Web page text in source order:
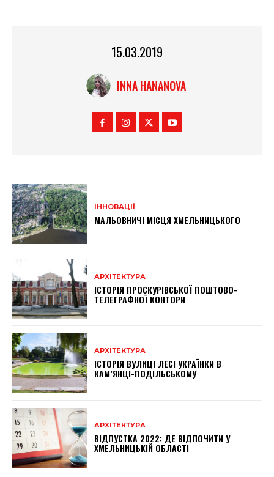
15.03.2019
INNA HANANOVA
ІННОВАЦІЇ
МАЛЬОВНИЧІ МІСЦЯ ХМЕЛЬНИЦЬКОГО
АРХІТЕКТУРА
ІСТОРІЯ ПРОСКУРІВСЬКОЇ ПОШТОВО-
ТЕЛЕГРАФНОЇ КОНТОРИ
АРХІТЕКТУРА
ІСТОРІЯ ВУЛИЦІ ЛЕСІ УКРАЇНКИ В
КАМ’ЯНЦІ-ПОДІЛЬСЬКОМУ
АРХІТЕКТУРА
ВІДПУСТКА 2022: ДЕ ВІДПОЧИТИ У
ХМЕЛЬНИЦЬКІЙ ОБЛАСТІ